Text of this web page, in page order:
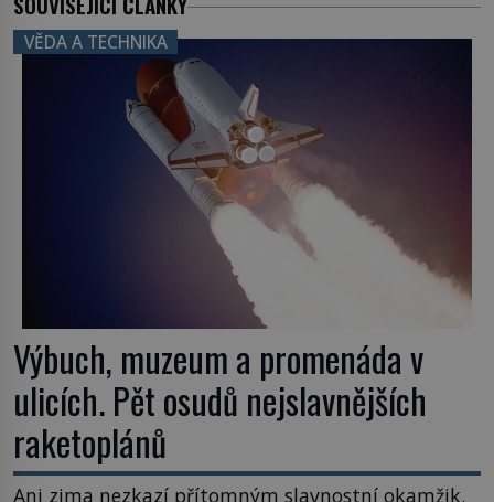
VĚDA A TECHNIKA
Výbuch, muzeum a promenáda v
ulicích. Pět osudů nejslavnějších
raketoplánů
Ani zima nezkazí přítomným slavnostní okamžik.